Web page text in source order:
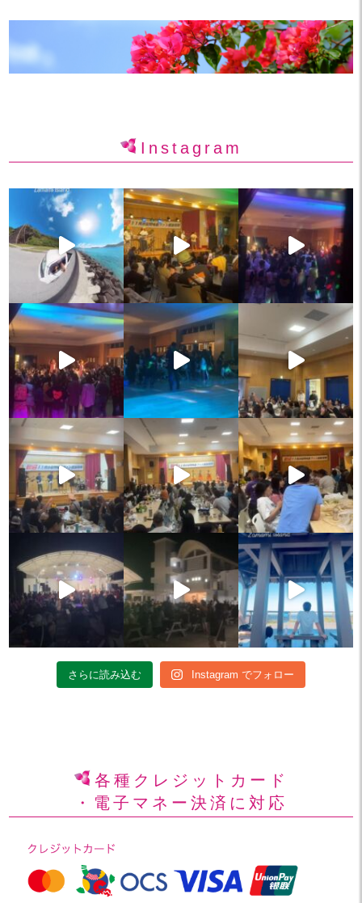
Instagram
さらに読み込む Instagram でフォロー
各種クレジットカード
・電子マネー決済に対応